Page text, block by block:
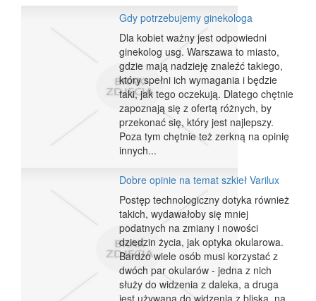
Gdy potrzebujemy ginekologa
Dla kobiet ważny jest odpowiedni
ginekolog usg. Warszawa to miasto,
gdzie mają nadzieję znaleźć takiego,
który spełni ich wymagania i będzie
taki, jak tego oczekują. Dlatego chętnie
zapoznają się z ofertą różnych, by
przekonać się, który jest najlepszy.
Poza tym chętnie też zerkną na opinię
innych...
Dobre opinie na temat szkieł Varilux
Postęp technologiczny dotyka również
takich, wydawałoby się mniej
podatnych na zmiany i nowości
dziedzin życia, jak optyka okularowa.
Bardzo wiele osób musi korzystać z
dwóch par okularów - jedna z nich
służy do widzenia z daleka, a druga